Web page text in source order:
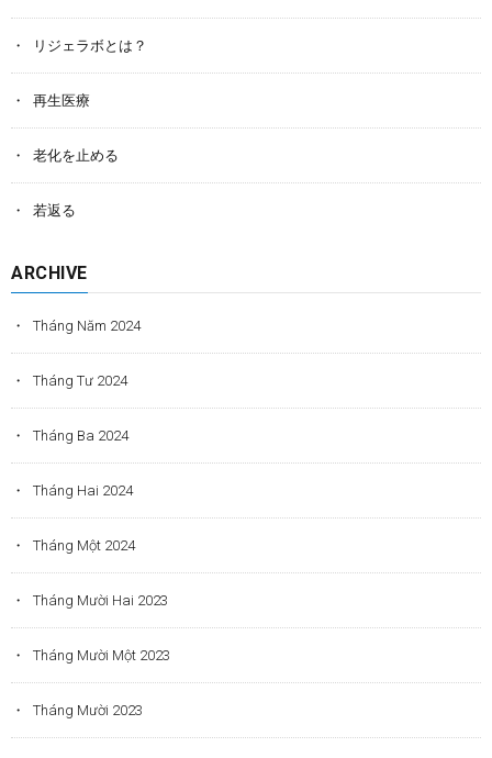
リジェラボとは？
再生医療
老化を止める
若返る
ARCHIVE
Tháng Năm 2024
Tháng Tư 2024
Tháng Ba 2024
Tháng Hai 2024
Tháng Một 2024
Tháng Mười Hai 2023
Tháng Mười Một 2023
Tháng Mười 2023